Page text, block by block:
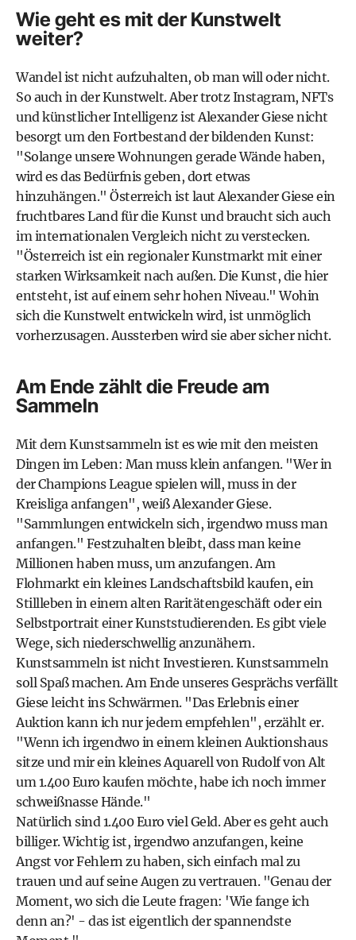
Wie geht es mit der Kunstwelt
weiter?
Wandel ist nicht aufzuhalten, ob man will oder nicht.
So auch in der Kunstwelt. Aber trotz Instagram, NFTs
undkünstlicher Intelligenzist Alexander Giese nicht
besorgt um den Fortbestand der bildenden Kunst:
"Solange unsere Wohnungen gerade Wände haben,
wird es das Bedürfnis geben, dort etwas
hinzuhängen." Österreich ist laut Alexander Giese ein
fruchtbares Land für die Kunst und braucht sich auch
im internationalen Vergleich nicht zu verstecken.
"Österreich ist ein regionaler Kunstmarkt mit einer
starken Wirksamkeit nach außen. Die Kunst, die hier
entsteht, ist auf einem sehr hohen Niveau." Wohin
sich die Kunstwelt entwickeln wird, ist unmöglich
vorherzusagen. Aussterben wird sie aber sicher nicht.
Am Ende zählt die Freude am
Sammeln
Mit dem Kunstsammeln ist es wie mit den meisten
Dingen im Leben: Man muss klein anfangen. "Wer in
der Champions League spielen will, muss in der
Kreisliga anfangen", weiß Alexander Giese.
"Sammlungen entwickeln sich, irgendwo muss man
anfangen." Festzuhalten bleibt, dass man keine
Millionen haben muss, um anzufangen. Am
Flohmarkt ein kleines Landschaftsbild kaufen, ein
Stillleben in einem alten Raritätengeschäft oder ein
Selbstportrait einer Kunststudierenden. Es gibt viele
Wege, sich niederschwellig anzunähern.
Kunstsammeln ist nicht Investieren. Kunstsammeln
soll Spaß machen. Am Ende unseres Gesprächs verfällt
Giese leicht ins Schwärmen. "Das Erlebnis einer
Auktion kann ich nur jedem empfehlen", erzählt er.
"Wenn ich irgendwo in einem kleinen Auktionshaus
sitze und mir ein kleines Aquarell von Rudolf von Alt
um 1.400 Euro kaufen möchte, habe ich noch immer
schweißnasse Hände."
Natürlich sind 1.400 Euro viel Geld. Aber es geht auch
billiger. Wichtig ist, irgendwo anzufangen, keine
Angst vor Fehlern zu haben, sich einfach mal zu
trauen und auf seine Augen zu vertrauen. "Genau der
Moment, wo sich die Leute fragen: 'Wie fange ich
denn an?' - das ist eigentlich der spannendste